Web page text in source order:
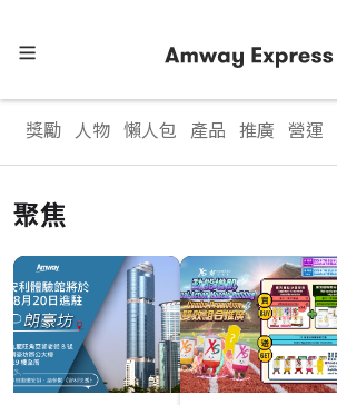
獎勵 人物 懶人包 產品 推廣 營運
聚焦